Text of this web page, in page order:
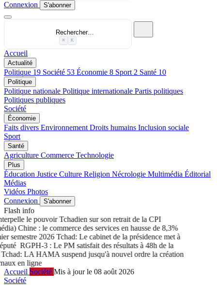
Connexion S'abonner
Rechercher…
⌘ K
Accueil
Actualité
Politique 19 Société 53 Économie 8 Sport 2 Santé 10
Politique
Politique nationale Politique internationale Partis politiques
Politiques publiques
Société
Économie
Faits divers Environnement Droits humains Inclusion sociale
Sport
Santé
Agriculture Commerce Technologie
Plus
Éducation Justice Culture Religion Nécrologie Multimédia Éditorial
Médias
Vidéos Photos
Connexion
S'abonner
Flash info
le pouvoir Tchadien sur son retrait de la CPI
Chine : le commerce des services en hausse de 8,3%
semestre 2026Tchad: Le cabinet de la présidence met à
RGPH-3 : Le PM satisfait des résultats à 48h de la
LA HAMA suspend jusqu'à nouvel ordre la création
en ligne
Accueil Société Mis à jour le 08 août 2026
Société